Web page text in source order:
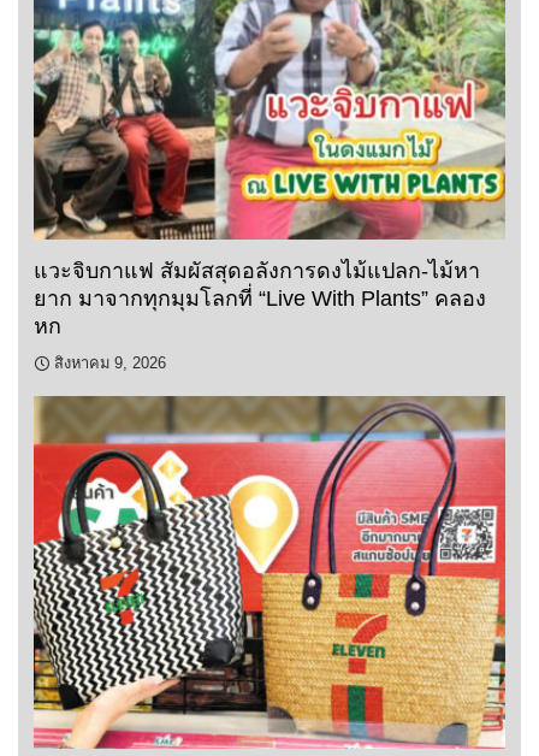
แวะจิบกาแฟ สัมผัสสุดอลังการดงไม้แปลก-ไม้หา
ยาก มาจากทุกมุมโลกที่ “Live With Plants” คลอง
หก
สิงหาคม 9, 2026